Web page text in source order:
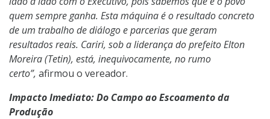
quem sempre ganha. Esta máquina é o resultado concreto
de um trabalho de diálogo e parcerias que geram
resultados reais. Cariri, sob a liderança do prefeito Elton
Moreira (Tetin), está, inequivocamente, no rumo
certo”, afirmou o vereador.
Impacto Imediato: Do Campo ao Escoamento da
Produção